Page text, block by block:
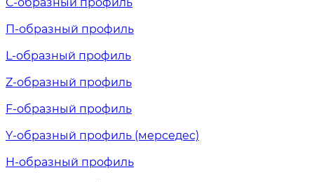
П-образный профиль
L-образный профиль
Z-образный профиль
F-образный профиль
Y-образный профиль (мерседес)
H-образный профиль